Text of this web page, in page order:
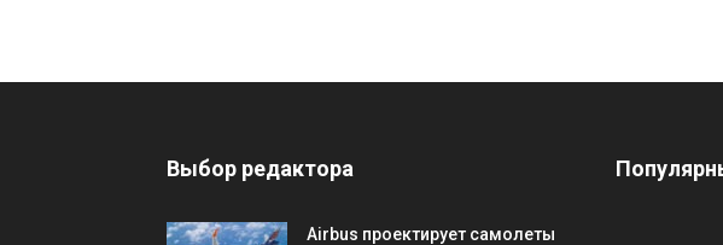
Выбор редактора
Airbus проектирует самолеты